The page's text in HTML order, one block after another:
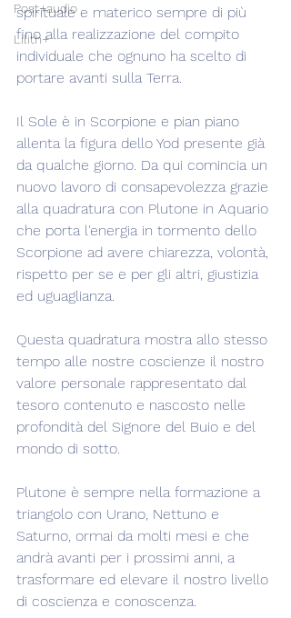
Post+audio
Lilith+
spirituale e materico sempre di più
fino alla realizzazione del compito
individuale che ognuno ha scelto di
portare avanti sulla Terra.
Il Sole è in Scorpione e pian piano
allenta la figura dello Yod presente già
da qualche giorno. Da qui comincia un
nuovo lavoro di consapevolezza grazie
alla quadratura con Plutone in Aquario
che porta l'energia in tormento dello
Scorpione ad avere chiarezza, volontà,
rispetto per se e per gli altri, giustizia
ed uguaglianza.
Questa quadratura mostra allo stesso
tempo alle nostre coscienze il nostro
valore personale rappresentato dal
tesoro contenuto e nascosto nelle
profondità del Signore del Buio e del
mondo di sotto.
Plutone è sempre nella formazione a
triangolo con Urano, Nettuno e
Saturno, ormai da molti mesi e che
andrà avanti per i prossimi anni, a
trasformare ed elevare il nostro livello
di coscienza e conoscenza.